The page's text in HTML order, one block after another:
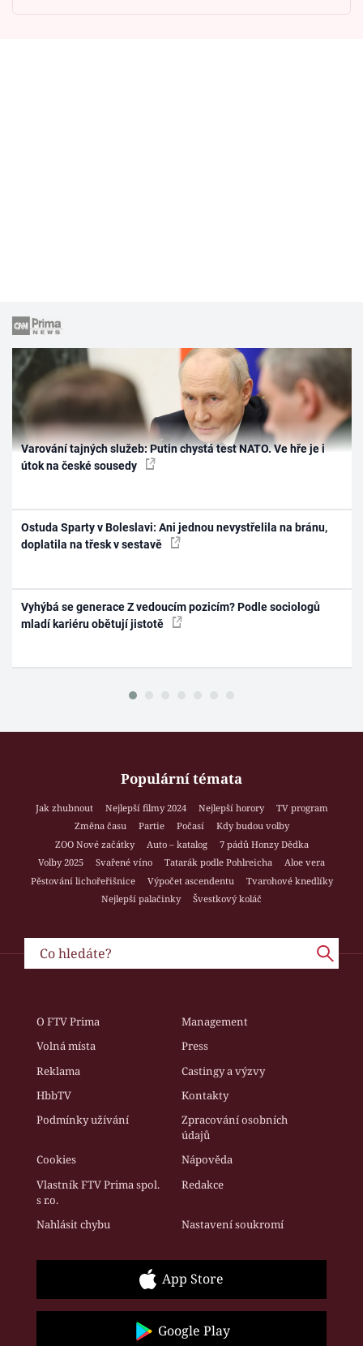
Varování tajných služeb: Putin chystá test NATO. Ve hře je i
útok na české sousedy
Ostuda Sparty v Boleslavi: Ani jednou nevystřelila na bránu,
doplatila na třesk v sestavě
Vyhýbá se generace Z vedoucím pozicím? Podle sociologů
mladí kariéru obětují jistotě
Populární témata
Jak zhubnout Nejlepší filmy 2024 Nejlepší horory
TV program
Změna času
Partie Počasí
Kdy budou volby
ZOO Nové začátky
Auto – katalog
7 pádů Honzy Dědka
Volby 2025
Svařené víno Tatarák podle Pohlreicha
Aloe vera
Pěstování lichořeřišnice
Výpočet ascendentu
Tvarohové knedlíky
Nejlepší palačinky
Švestkový koláč
O FTV Prima
Management
Volná místa
Press
Reklama
Castingy a výzvy
HbbTV
Kontakty
Podmínky užívání
Zpracování osobních
údajů
Cookies
Nápověda
Vlastník FTV Prima spol.
s r.o.
Redakce
Nahlásit chybu Nastavení soukromí
App Store
Google Play